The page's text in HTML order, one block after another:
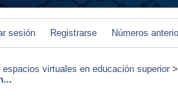
sesión Registrarse Números
virtuales en educación superior